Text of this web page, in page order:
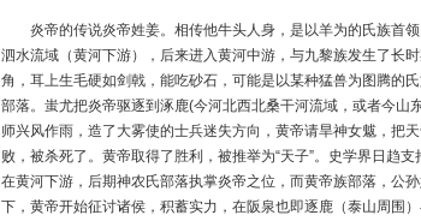
炎帝的传说炎帝姓姜。相传他牛头人身，是以羊为的氏族首领
泗水流域（黄河下游），后来进入黄河中游，与九黎族发生了长
角，耳上生毛硬如剑戟，能吃砂石，可能是以某种猛兽为图腾的
部落。蚩尤把炎帝驱逐到涿鹿(今河北西北桑干河流域，或者今山
师兴风作雨，造了大雾使的士兵迷失方向，黄帝请旱神女魃，把
败，被杀死了。黄帝取得了胜利，被推举为“天子”。史学界日趋
在黄河下游，后期神农氏部落执掌炎帝之位，而黄帝族部落，公
下，黄帝开始征讨诸侯，积蓄实力，在阪泉也即逐鹿（泰山周围